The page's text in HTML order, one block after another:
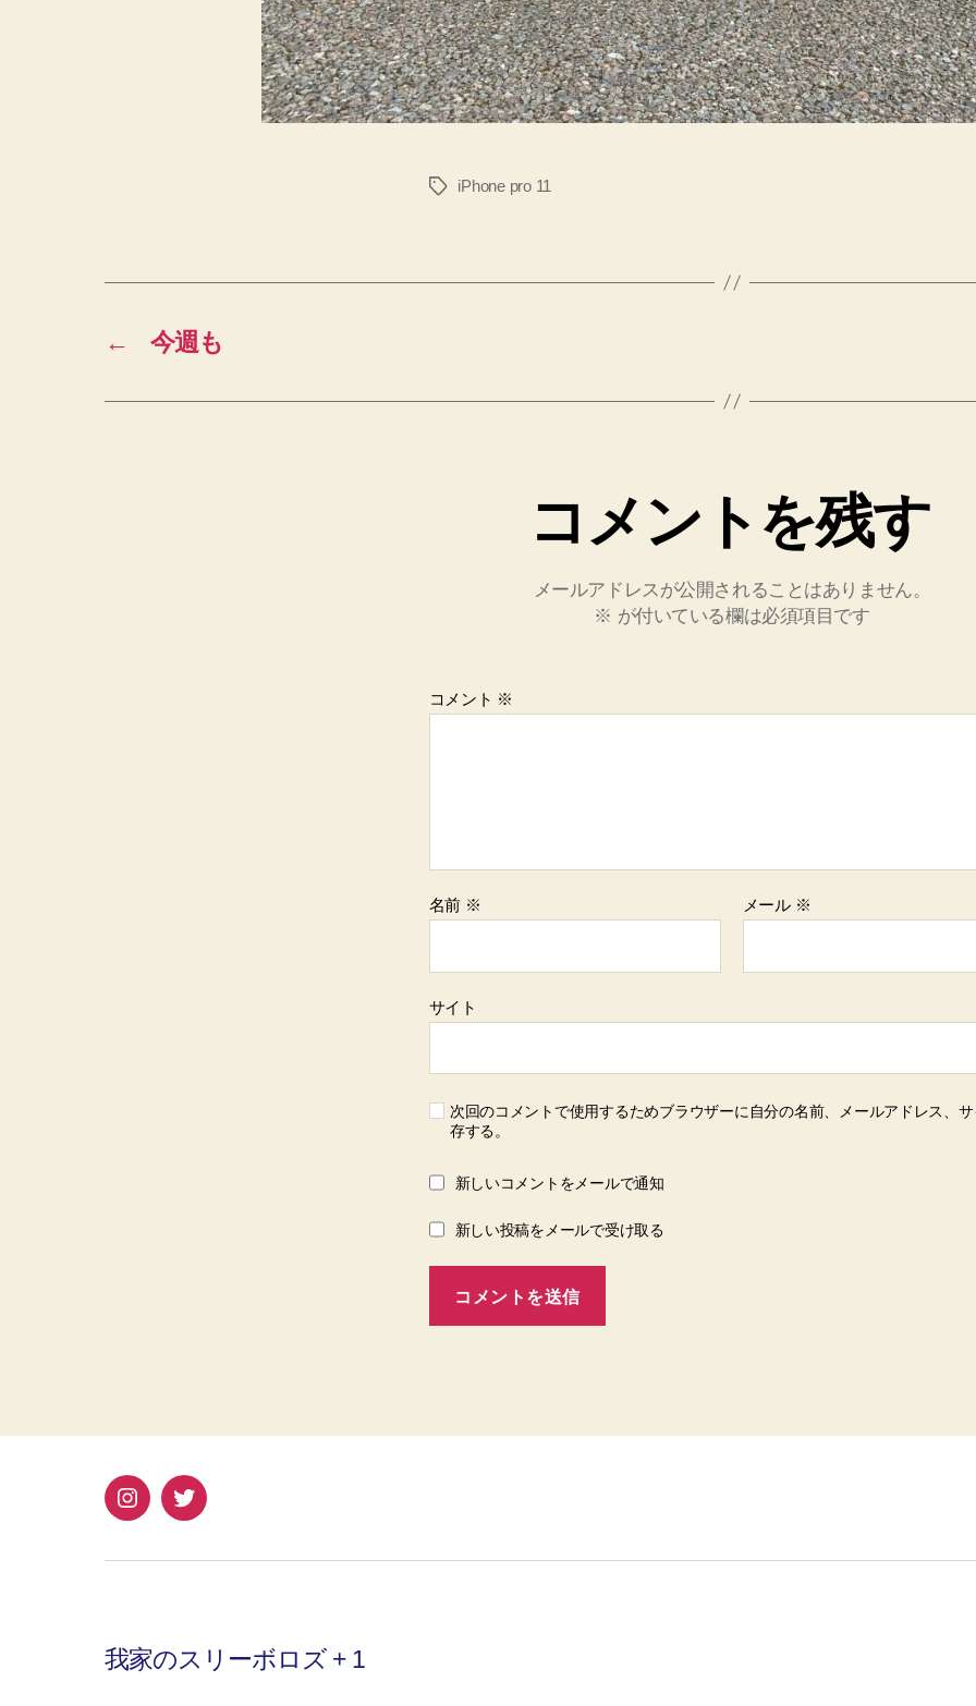
タ
iPhone pro 11
← 今週も
コメントを残す
メールアドレスが公開されることはありません。
※ が付いている欄は必須項目です
コメント ※
名前 ※ メール ※
サイト
次回のコメントで使用するためブラウザーに自分の名前、メールアドレス、
存する。
新しいコメントをメールで通知
新しい投稿をメールで受け取る
InstagramTwitter
我家のスリーボロズ + 1